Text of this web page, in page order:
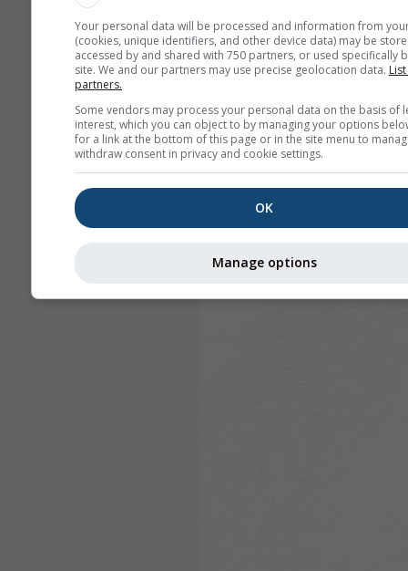
Your personal data will be processed and information from
(cookies, unique identifiers, and other device data) may be
accessed by and shared with 750 partners, or used specifically
site. We and our partners may use precise geolocation data.
partners.
Some vendors may process your personal data on the basis of
interest, which you can object to by managing your options
for a link at the bottom of this page or in the site menu to
withdraw consent in privacy and cookie settings.
OK
Manage options